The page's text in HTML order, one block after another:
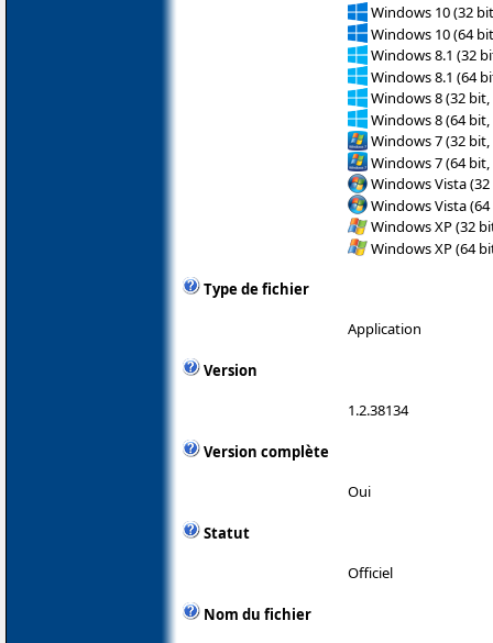
Windows 10 (32
Windows 10 (64
Windows 8.1 (32
Windows 8.1 (64
Windows 8 (32 bit,
Windows 8 (64 bit,
Windows 7 (32 bit,
Windows 7 (64 bit,
Windows Vista
Windows Vista
Windows XP (32
Windows XP (64
Type de fichier
Application
Version
1.2.38134
Version complète
Oui
Statut
Officiel
Nom du fichier